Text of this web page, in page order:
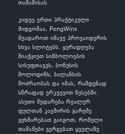
თამაშისას.
კიდევ ერთი პრაქტიკული
მიდგომაა, PengWins
შეადაროთ იმავე პროვაიდერის
სხვა სლოტებს. ყურადღება
მიაქციეთ სიმბოლოების
სისუფთავეს, ბონუსის
მოლოდინს, ბალანსის
მოძრაობას და იმას, რამდენად
სწრაფად ერკვევით წესებში.
ასეთი შედარება რეალურ
ფულთან კავშირის გარეშე
გეხმარებათ გაიგოთ, რომელი
თამაშები გერგებათ ყველაზე